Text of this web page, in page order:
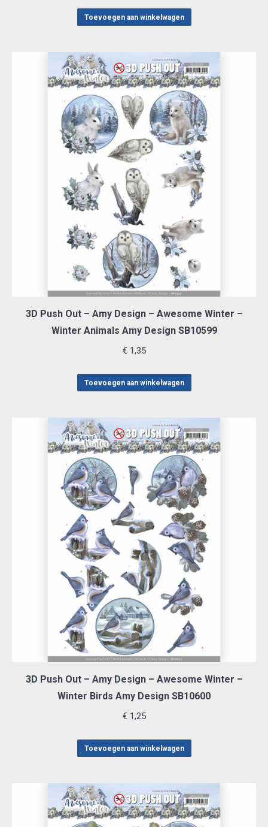
Toevoegen aan winkelwagen
3D Push Out – Amy Design – Awesome Winter –
Winter Animals Amy Design SB10599
€1,35
Toevoegen aan winkelwagen
3D Push Out – Amy Design – Awesome Winter –
Winter Birds Amy Design SB10600
€1,25
Toevoegen aan winkelwagen